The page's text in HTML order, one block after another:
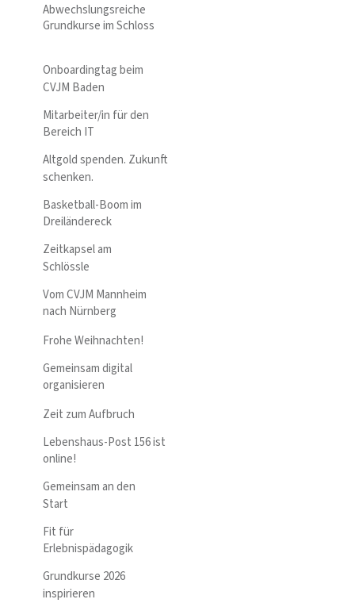
Abwechslungsreiche
Grundkurse im Schloss
Onboardingtag beim
CVJM Baden
Mitarbeiter/in für den
Bereich IT
Altgold spenden. Zukunft
schenken.
Basketball-Boom im
Dreiländereck
Zeitkapsel am
Schlössle
Vom CVJM Mannheim
nach Nürnberg
Frohe Weihnachten!
Gemeinsam digital
organisieren
Zeit zum Aufbruch
Lebenshaus-Post 156 ist
online!
Gemeinsam an den
Start
Fit für
Erlebnispädagogik
Grundkurse 2026
inspirieren